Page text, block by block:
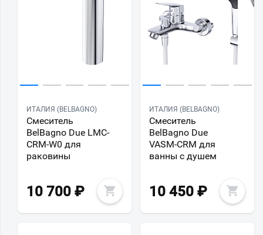
ИТАЛИЯ (BELBAGNO)
Смеситель
BelBagno Due LMC-
CRM-W0 для
раковины
10 700 ₽
ИТАЛИЯ (BELBAGNO)
Смеситель
BelBagno Due
VASM-CRM для
ванны с душем
10 450 ₽